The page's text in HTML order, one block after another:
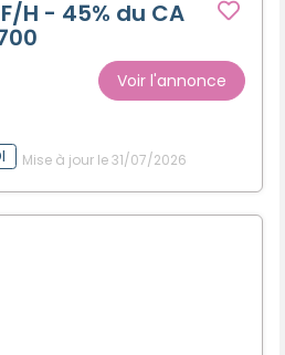
H - 45% du CA
Voir l'annonce
Mise à jour le 31/07/2026